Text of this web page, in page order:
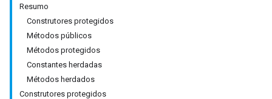
Resumo
Construtores protegidos
Métodos públicos
Métodos protegidos
Constantes herdadas
Métodos herdados
Construtores protegidos